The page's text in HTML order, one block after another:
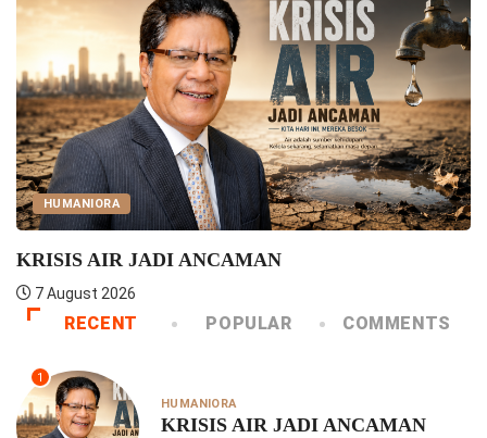
HUMANIORA
KRISIS AIR JADI ANCAMAN
7 August 2026
RECENT POPULAR COMMENTS
1
HUMANIORA
KRISIS AIR JADI ANCAMAN